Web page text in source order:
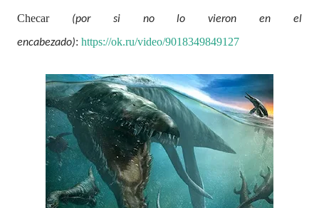
Checar (por si no lo vieron en el
encabezado): https://ok.ru/video/9018349849127